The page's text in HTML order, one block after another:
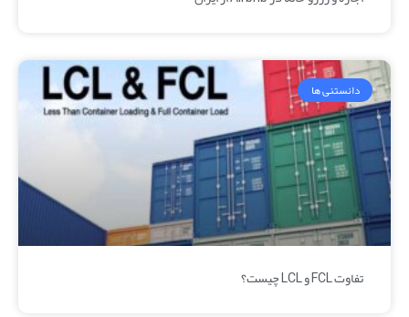
دانستنی ها
تفاوت FCL و LCL چیست؟